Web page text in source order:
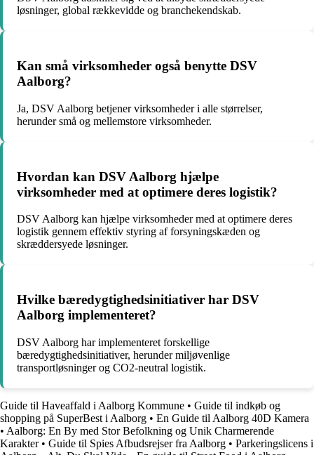
løsninger, global rækkevidde og branchekendskab.
Kan små virksomheder også benytte DSV
Aalborg?
Ja, DSV Aalborg betjener virksomheder i alle størrelser,
herunder små og mellemstore virksomheder.
Hvordan kan DSV Aalborg hjælpe
virksomheder med at optimere deres logistik?
DSV Aalborg kan hjælpe virksomheder med at optimere deres
logistik gennem effektiv styring af forsyningskæden og
skræddersyede løsninger.
Hvilke bæredygtighedsinitiativer har DSV
Aalborg implementeret?
DSV Aalborg har implementeret forskellige
bæredygtighedsinitiativer, herunder miljøvenlige
transportløsninger og CO2-neutral logistik.
Guide til Haveaffald i Aalborg Kommune • Guide til indkøb og
shopping på SuperBest i Aalborg • En Guide til Aalborg 40D Kamera
• Aalborg: En By med Stor Befolkning og Unik Charmerende
Karakter• Guide til Spies Afbudsrejser fra Aalborg • Parkeringslicens i